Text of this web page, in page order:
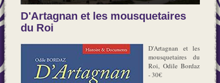
D'Artagnan et les mousquetaires
du Roi
D'Artagnan et les
mousquetaires du
Roi, Odile Bordaz
- 30€